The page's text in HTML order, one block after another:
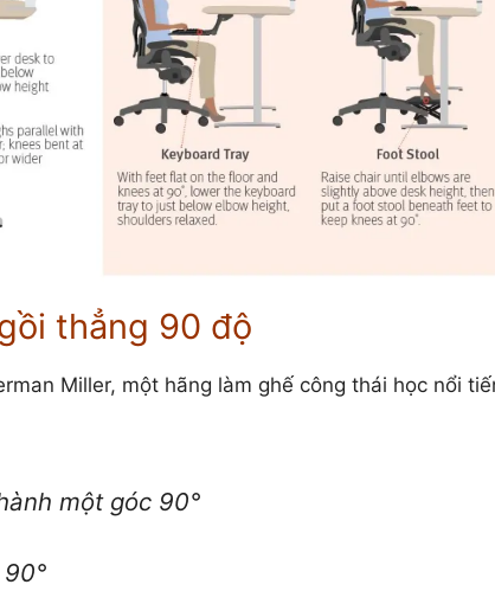
thẳng 90 độ
Miller, một hãng làm ghế công thái học nổi
một góc 90°